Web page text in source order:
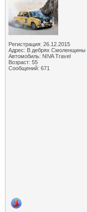
Регистрация: 26.12.2015
Адрес: В дебрях Смоленщины
Автомобиль: NIVA Travel
Возраст: 55
Сообщений: 671